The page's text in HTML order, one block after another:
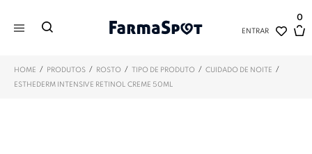
ENTRAR
0
HOME / PRODUTOS / ROSTO / TIPO DE PRODUTO / CUIDADO DE NOITE /
ESTHEDERM INTENSIVE RETINOL CREME 50ML